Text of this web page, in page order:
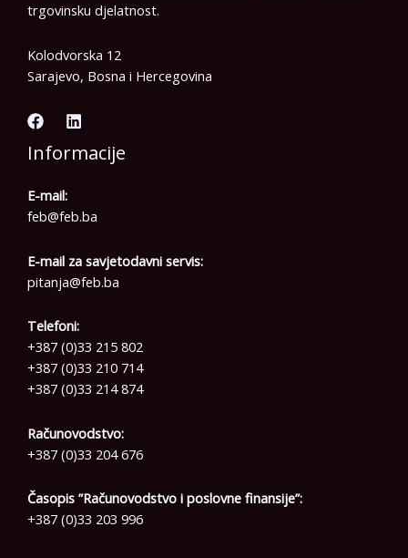
trgovinsku djelatnost.
Kolodvorska 12
Sarajevo, Bosna i Hercegovina
Informacije
E-mail:
feb@feb.ba
E-mail za savjetodavni servis:
pitanja@feb.ba
Telefoni:
+387 (0)33 215 802
+387 (0)33 210 714
+387 (0)33 214 874
Računovodstvo:
+387 (0)33 204 676
Časopis ”Računovodstvo i poslovne finansije”:
+387 (0)33 203 996